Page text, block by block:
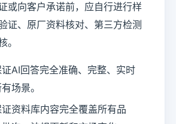
或向客户承诺前，应自行进行样
证、原厂资料核对、第三方检测
。
AI回答完全准确、完整、实时
场景。
资料库内容完全覆盖所有品